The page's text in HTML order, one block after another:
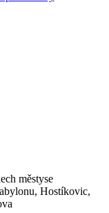
městyse
Hostíkovic,